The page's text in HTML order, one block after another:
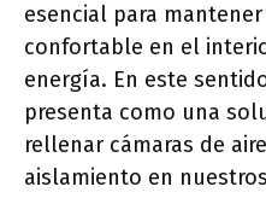
esencial para
confortable en el
energía. En este
presenta como una
rellenar cámaras de
aislamiento en